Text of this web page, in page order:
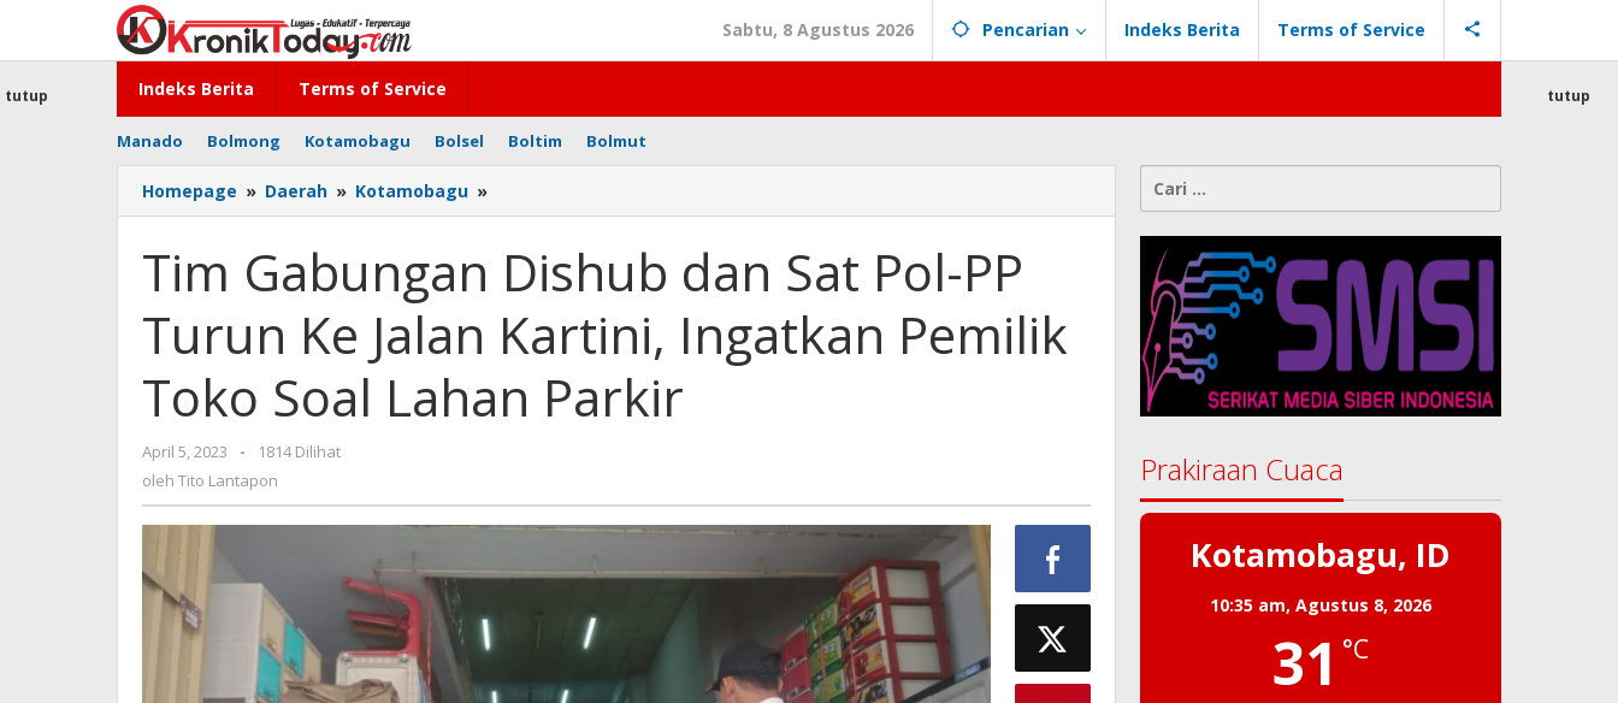
konten
Sabtu, 8 Agustus 2026 Pencarian Indeks Berita Terms of Service
Indeks Berita Terms of Service
Manado Bolmong Kotamobagu Bolsel Boltim Bolmut
tutup tutup
Homepage » Daerah » Kotamobagu »
Gabungan
dan
Sat
Pol-
PP
Ke
Jalan
Toko
Lahan
Tim Gabungan Dishub dan Sat Pol-PP
Turun Ke Jalan Kartini, Ingatkan Pemilik
Toko Soal Lahan Parkir
April 5, 2023
oleh
Tito
Lantapon
-
1814 Dilihat
oleh Tito Lantapon
Cari
untuk:
Prakiraan Cuaca
Kotamobagu, ID
10:35 am,Agustus 8, 2026
31 °C